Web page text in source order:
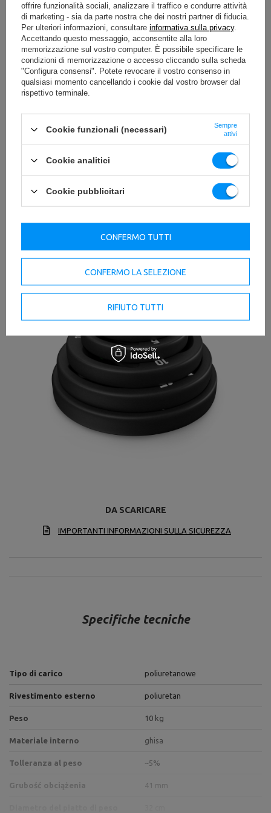
Il rivestimento in poliuretano riduce il rischio di danni
all'attrezzatura e al pavimento. L'allenamento diventa più
piacevole e i tuoi pesi resisteranno a molti anni di uso
intensivo.
I pesi olimpici in poliuretano hanno un aspetto fantastico
in qualsiasi palestra. Aggiungeranno professionalità al
tuo ambiente di allenamento.
Le informazioni sul peso sono fornite su ogni piastra.
Questo ti consentirà di trovare rapidamente il peso
I pesi olimpici in poliuretano UpForm sono disponibili nei
Scegli quelli più adatti al tuo livello di abilità.
DA SCARICARE
IMPORTANTI INFORMAZIONI SULLA SICUREZZA
Specifiche tecniche
Tipo di carico poliuretanowe
Rivestimento esterno poliuretan
Peso 10 kg
Materiale interno ghisa
Tolleranza al peso ~5%
Grubość obciążenia 41 mm
offrire funzionalità sociali, analizzare il traffico e condurre attività
di marketing - sia da parte nostra che dei nostri partner di fiducia.
Per ulteriori informazioni, consultare informativa sulla privacy.
Accettando questo messaggio, acconsentite alla loro
memorizzazione sul vostro computer. È possibile specificare le
condizioni di memorizzazione o accesso cliccando sulla scheda
"Configura consensi". Potete revocare il vostro consenso in
qualsiasi momento cancellando i cookie dal vostro browser dal
rispettivo terminale.
Cookie funzionali (necessari)
Sempre
attivi
Cookie analitici
Cookie pubblicitari
CONFERMO LA SELEZIONE
RIFIUTO TUTTI
CONFERMO TUTTI